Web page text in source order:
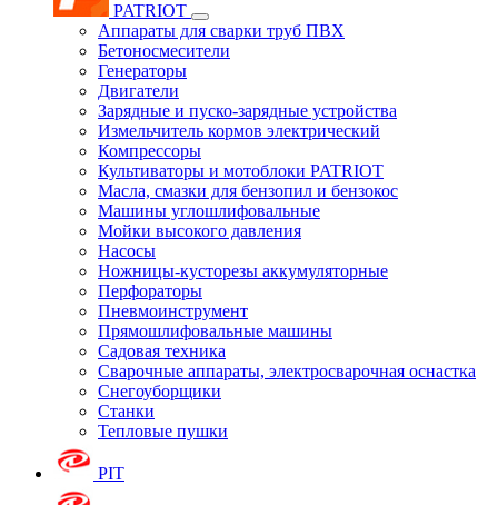
PATRIOT
Аппараты для сварки труб ПВХ
Бетоносмесители
Генераторы
Двигатели
Зарядные и пуско-зарядные устройства
Измельчитель кормов электрический
Компрессоры
Культиваторы и мотоблоки PATRIOT
Масла, смазки для бензопил и бензокос
Машины углошлифовальные
Мойки высокого давления
Насосы
Ножницы-кусторезы аккумуляторные
Перфораторы
Пневмоинструмент
Прямошлифовальные машины
Садовая техника
Сварочные аппараты, электросварочная оснастка
Снегоуборщики
Станки
Тепловые пушки
PIT